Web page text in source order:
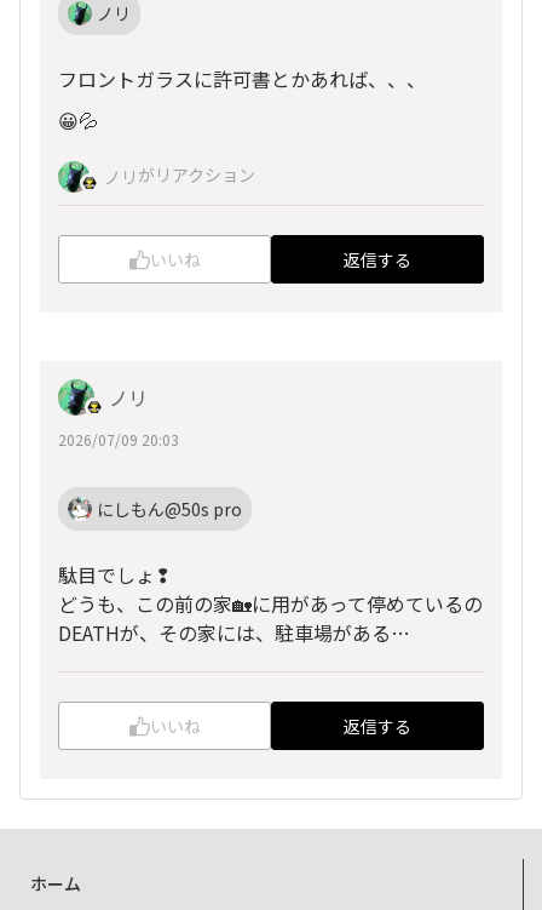
ノリ
フロントガラスに許可書とかあれば、、、
😀💦
ノリ がリアクション
いいね 返信する
ノリ
2026/07/09 20:03
にしもん@50s pro
駄目でしょ❢
どうも、この前の家🏡に用があって停めているの
DEATHが、その家には、駐車場がある…
いいね 返信する
ホーム